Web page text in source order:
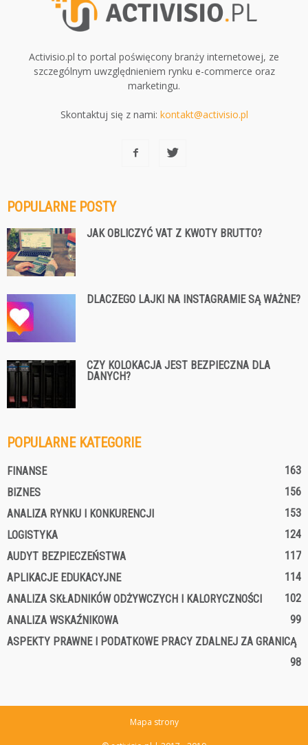
Activisio.pl to portal poświęcony branży internetowej, ze
szczególnym uwzględnieniem rynku e-commerce oraz
marketingu.
Skontaktuj się z nami: kontakt@activisio.pl
POPULARNE POSTY
JAK OBLICZYĆ VAT Z KWOTY BRUTTO?
DLACZEGO LAJKI NA INSTAGRAMIE SĄ WAŻNE?
CZY KOLOKACJA JEST BEZPIECZNA DLA
DANYCH?
POPULARNE KATEGORIE
FINANSE
163
BIZNES
156
ANALIZA RYNKU I KONKURENCJI
153
LOGISTYKA
124
AUDYT BEZPIECZEŃSTWA
117
APLIKACJE EDUKACYJNE
114
ANALIZA SKŁADNIKÓW ODŻYWCZYCH I KALORYCZNOŚCI
102
ANALIZA WSKAŹNIKOWA
99
ASPEKTY PRAWNE I PODATKOWE PRACY ZDALNEJ ZA GRANICĄ
98
Mapa strony